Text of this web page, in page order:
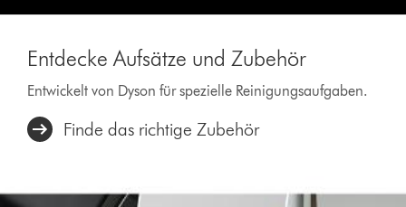
Entdecke Aufsätze und Zubehör
Entwickelt von Dyson für spezielle Reinigungsaufgaben.
Finde das richtige Zubehör